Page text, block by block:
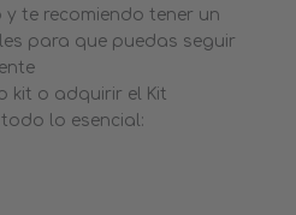
y te recomiendo tener un
para que puedas seguir
kit o adquirir el Kit
todo lo esencial: